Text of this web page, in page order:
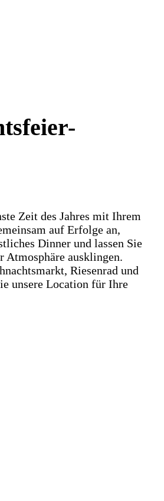
Zeit des Jahres mit Ihrem
auf Erfolge an,
Dinner und lassen Sie
Atmosphäre ausklingen.
Riesenrad und
unsere Location für Ihre